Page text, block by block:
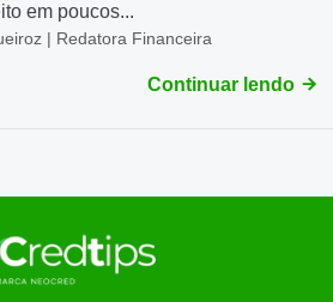
em poucos...
| Redatora Financeira
Continuar lendo